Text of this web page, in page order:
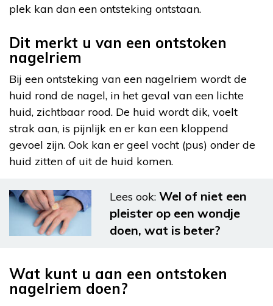
plek kan dan een ontsteking ontstaan.
Dit merkt u van een ontstoken
nagelriem
Bij een ontsteking van een nagelriem wordt de
huid rond de nagel, in het geval van een lichte
huid, zichtbaar rood. De huid wordt dik, voelt
strak aan, is pijnlijk en er kan een kloppend
gevoel zijn. Ook kan er geel vocht (pus) onder de
huid zitten of uit de huid komen.
Lees ook: Wel of niet een
pleister op een wondje
doen, wat is beter?
Wat kunt u aan een ontstoken
nagelriem doen?